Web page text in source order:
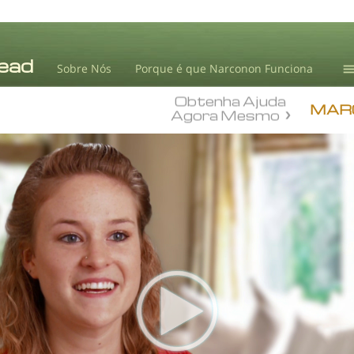
Sobre Nós Porque é que Narconon Funciona
Obtenha Ajuda
Agora Mesmo